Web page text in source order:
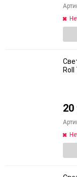
Roll
20